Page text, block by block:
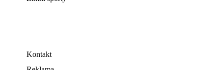
Kontakt